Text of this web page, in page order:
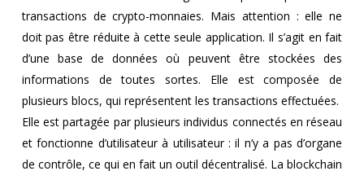
transactions de crypto-monnaies. Mais attention : elle ne
doit pas être réduite à cette seule application. Il s’agit en fait
d’une base de données où peuvent être stockées des
informations de toutes sortes. Elle est composée de
plusieurs blocs, qui représentent les transactions effectuées.
Elle est partagée par plusieurs individus connectés en réseau
et fonctionne d’utilisateur à utilisateur : il n’y a pas d’organe
de contrôle, ce qui en fait un outil décentralisé. La blockchain